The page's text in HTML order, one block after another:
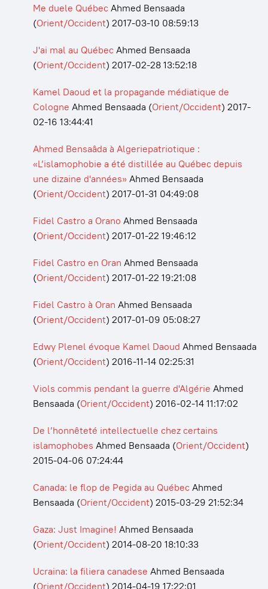
Me duele QuébecAhmed Bensaada
(Orient/Occident) 2017-03-10 08:59:13
J'ai mal au QuébecAhmed Bensaada
(Orient/Occident) 2017-02-28 13:52:18
Kamel Daoud et la propagande médiatique de
Cologne Ahmed Bensaada (Orient/Occident) 2017-
02-16 13:44:41
Ahmed Bensaâda à Algeriepatriotique :
«L’islamophobie a été distillée au Québec depuis
une dizaine d'années» Ahmed Bensaada
(Orient/Occident) 2017-01-31 04:49:08
Fidel Castro a Orano Ahmed Bensaada
(Orient/Occident) 2017-01-22 19:46:12
Fidel Castro en Oran Ahmed Bensaada
(Orient/Occident) 2017-01-22 19:21:08
Fidel Castro à Oran Ahmed Bensaada
(Orient/Occident) 2017-01-09 05:08:27
Edwy Plenel évoque Kamel Daoud Ahmed Bensaada
(Orient/Occident) 2016-11-14 02:25:31
Viols commis pendant la guerre d'Algérie Ahmed
Bensaada (Orient/Occident) 2016-02-14 11:17:02
De l’honnêteté intellectuelle chez certains
islamophobes Ahmed Bensaada (Orient/Occident)
2015-04-06 07:24:44
Canada: le flop de Pegida au QuébecAhmed
Bensaada (Orient/Occident) 2015-03-29 21:52:34
Gaza: Just Imagine! Ahmed Bensaada
(Orient/Occident) 2014-08-20 18:10:33
Ucraina: la filiera canadese Ahmed Bensaada
(Orient/Occident) 2014-04-19 17:22:01